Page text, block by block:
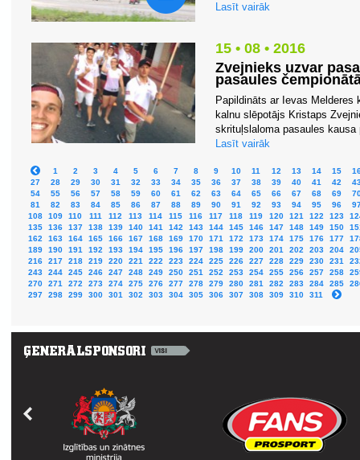
Lasīt vairāk
15 • 08 • 2016
Zvejnieks uzvar
pasaules
Papildināts ar Ievas Melderes
kalnu slēpotājs Kristaps
skrituļslaloma pasaules
Lasīt vairāk
1 2 3 4 5 6 7 8 9 10 11 12 13 14 15
27
28 29 30 31 32 33 34 35 36 37 38 39 40 41 42
54
55 56 57 58 59 60 61 62 63 64 65 66 67 68 69
81
82 83 84 85 86 87 88 89 90 91 92 93 94 95 96
108
109 110 111 112 113 114 115 116 117 118 119 120 121 122 123
135
136 137 138 139 140 141 142 143 144 145 146 147 148 149 150
162
163 164 165 166 167 168 169 170 171 172 173 174 175 176 177
189
190 191 192 193 194 195 196 197 198 199 200 201 202 203 204
216
217 218 219 220 221 222 223 224 225 226 227 228 229 230 231
243
244 245 246 247 248 249 250 251 252 253 254 255 256 257 258
270
271 272 273 274 275 276 277 278 279 280 281 282 283 284 285
297
298 299 300 301 302 303 304 305 306 307 308 309 310 311